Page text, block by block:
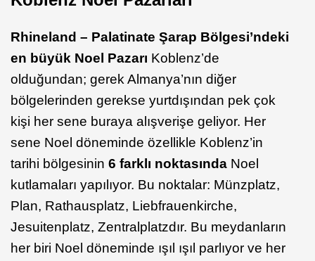
Rhineland – Palatinate Şarap Bölgesi’ndeki
en büyük Noel Pazarı Koblenz’de
olduğundan; gerek Almanya’nın diğer
bölgelerinden gerekse yurtdışından pek çok
kişi her sene buraya alışverişe geliyor. Her
sene Noel döneminde özellikle Koblenz’in
tarihi bölgesinin 6 farklı noktasında Noel
kutlamaları yapılıyor. Bu noktalar: Münzplatz,
Plan, Rathausplatz, Liebfrauenkirche,
Jesuitenplatz, Zentralplatzdır. Bu meydanların
her biri Noel döneminde ışıl ışıl parlıyor ve her